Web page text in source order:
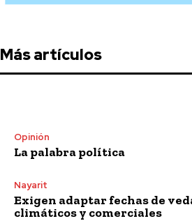
Más artículos
Opinión
La palabra política
Nayarit
Exigen adaptar fechas de
climáticos y comerciales